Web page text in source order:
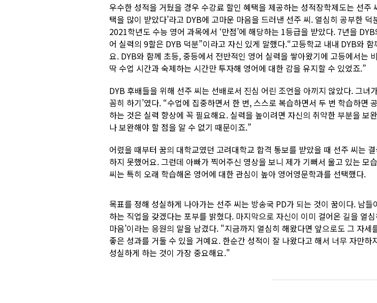
우수한 성적을 거뒀을 경우 수강료 할인 혜택을 제공하는 성적장학제도는 선주
택을 많이 받았다’라고 DYB에 고마운 마음을 드러낸 선주 씨. 열심히 공부한
2021학년도 수능 영어 과목에서 ‘만점’에 해당하는 1등급을 받았다. 7년을
어 실력의 9할은 DYB 덕분”이라고 자신 있게 말했다.“고등학교 내내 DYB와
요. DYB와 함께 초등, 중등에서 전반적인 영어 실력을 쌓아왔기에 고등에서는
딱 수업 시간과 숙제하는 시간만 투자해 영어에 대한 감을 유지할 수 있었죠.”
DYB 후배들을 위해 선주 씨는 선배로서 진심 어린 조언을 아끼지 않았다. 그녀
꼼히 하기’였다. “수업에 집중하면서 한 번, 스스로 복습하면서 두 번 학습하면
하는 것은 실력 향상에 꼭 필요해요. 실력을 높이려면 자신의 취약한 부분을 보
나 보완해야 할 점을 알 수 없기 때문이죠.”
어렸을 때부터 꿈의 대학교였던 고려대학교 합격 통보를 받았을 때 선주 씨는
하지 못했어요. 그런데 아빠가 찍어주신 영상을 보니 제가 기뻐서 울고 있는 모
씨는 특히 오래 학습해온 영어에 대한 관심이 높아 영어영문학과를 선택했다.
목표를 정해 성실하게 나아가는 선주 씨는 방송국 PD가 되는 것이 꿈이다. 남
하는 직업을 갖겠다는 포부를 밝혔다. 마지막으로 자신이 이미 걸어온 길을 열
마음’이라는 응원의 말을 남겼다. "지금까지 열심히 해왔다면 앞으로도 그 자
좋은 성과를 거둘 수 있을 거예요. 한순간 성적이 잘 나왔다고 해서 너무 자만
성실하게 하는 것이 가장 중요해요."